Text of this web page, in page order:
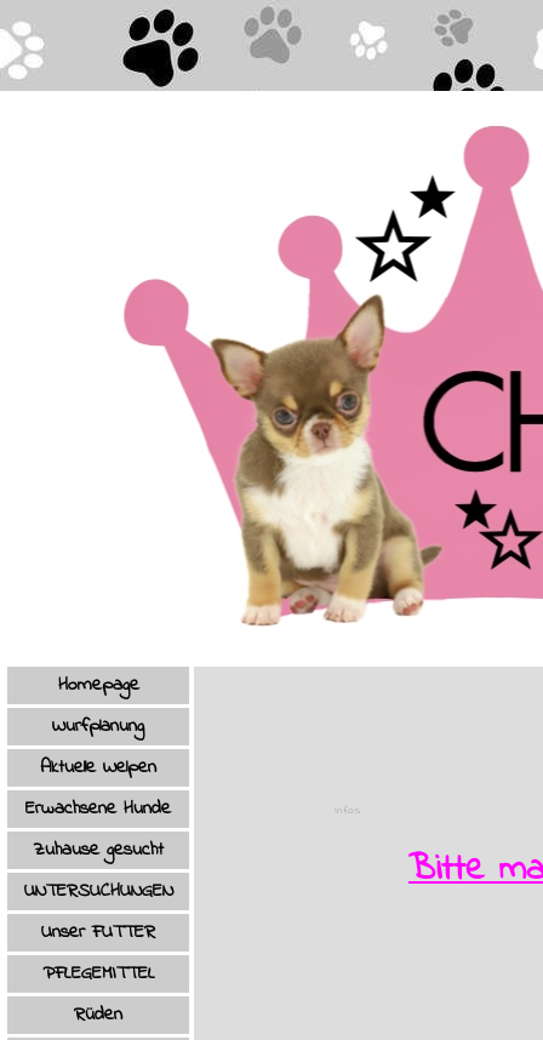
Direkt zum Seiteninhalt
Menü überspringen
Homepage
Wurfplanung
Aktuelle Welpen
Erwachsene Hunde
Zuhause gesucht
UNTERSUCHUNGEN
Unser FUTTER
PFLEGEMITTEL
Rüden
Infos
Bitte